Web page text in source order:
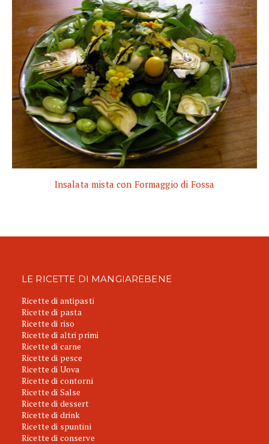
Insalata mista con Formaggio di Fossa
LE RICETTE DI MANGIAREBENE
Ricette di antipasti
Ricette di pasta
Ricette di riso
Ricette di altri primi
Ricette di carne
Ricette di pesce
Ricette di Uova
Ricette di contorni
Ricette di Salse
Ricette di dessert
Ricette di drink
Ricette di spuntini
Ricette di conserve